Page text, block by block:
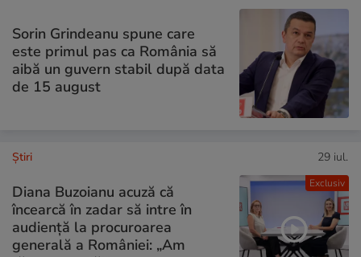
Sorin Grindeanu spune care
este primul pas ca România să
aibă un guvern stabil după data
de 15 august
Exclusiv
Ştiri 29 iul.
Diana Buzoianu acuză că
încearcă în zadar să intre în
audiență la procuroarea
generală a României: „Am